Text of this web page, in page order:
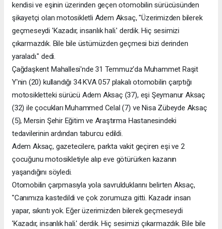
kendisi ve eşinin üzerinden geçen otomobilin sürücüsünden
şikayetçi olan motosikletli Adem Aksaç, "Üzerimizden bilerek
geçmeseydi 'Kazadır, insanlık hali.' derdik. Hiç sesimizi
çıkarmazdık. Bile bile üstümüzden geçmesi bizi derinden
yaraladı." dedi.
Çağdaşkent Mahallesi'nde 31 Temmuz'da Muhammet Raşit
Y'nin (20) kullandığı 34 KVA 057 plakalı otomobilin çarptığı
motosikletteki sürücü Adem Aksaç (37), eşi Şeymanur Aksaç
(32) ile çocukları Muhammed Celal (7) ve Nisa Zübeyde Aksaç
(5), Mersin Şehir Eğitim ve Araştırma Hastanesindeki
tedavilerinin ardından taburcu edildi.
Adem Aksaç, gazetecilere, parkta vakit geçiren eşi ve 2
çocuğunu motosikletiyle alıp eve götürürken kazanın
yaşandığını söyledi.
Otomobilin çarpmasıyla yola savrulduklarını belirten Aksaç,
"Canımıza kastedildi ve çok zorumuza gitti. Kazadır insan
yapar, sıkıntı yok. Eğer üzerimizden bilerek geçmeseydi
'Kazadır, insanlık hali.' derdik. Hiç sesimizi çıkarmazdık. Bile bile